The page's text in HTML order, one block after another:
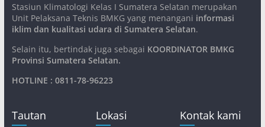
Stasiun Klimatologi Kelas I Sumatera Selatan merupakan
Unit Pelaksana Teknis BMKG yang menangani informasi
iklim dan kualitasi udara di Sumatera Selatan.
Selain itu, bertindak juga sebagai KOORDINATOR BMKG
Provinsi Sumatera Selatan.
HOTLINE : 0811-78-96223
Tautan Lokasi Kontak kami